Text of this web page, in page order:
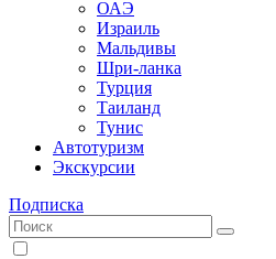
ОАЭ
Израиль
Мальдивы
Шри-ланка
Турция
Таиланд
Тунис
Автотуризм
Экскурсии
Подписка